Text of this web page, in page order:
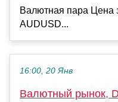
Валютная пара Цена
AUDUSD...
16:00, 20 Янв
Валютный рынок,